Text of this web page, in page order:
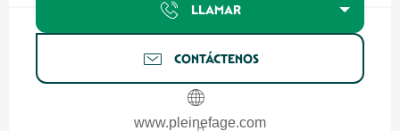
LLAMAR
CONTÁCTENOS
www.pleinefage.com